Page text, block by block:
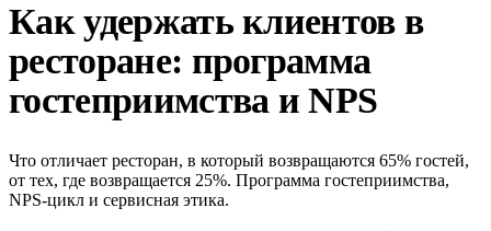
Как удержать клиентов в
ресторане: программа
гостеприимства и NPS
Что отличает ресторан, в который возвращаются 65% гостей,
от тех, где возвращается 25%. Программа гостеприимства,
NPS-цикл и сервисная этика.